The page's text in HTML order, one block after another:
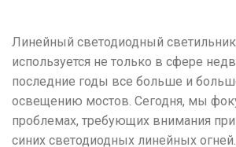
Линейный светодиодный
используется не только в сфере
последние годы все больше и
освещению мостов. Cегодня, мы
проблемах, требующих внимания
синих светодиодных линейных огней.